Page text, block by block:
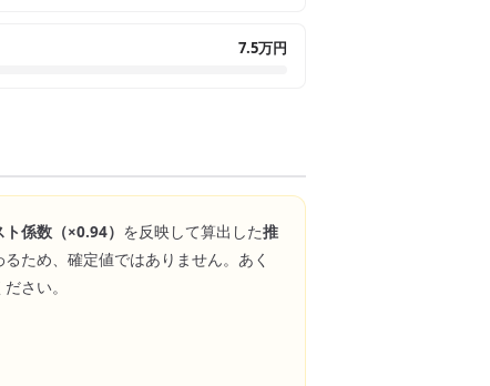
7.5万円
ト係数（×0.94） を反映して算出した推
ため、確定値ではありません。あく
さい。